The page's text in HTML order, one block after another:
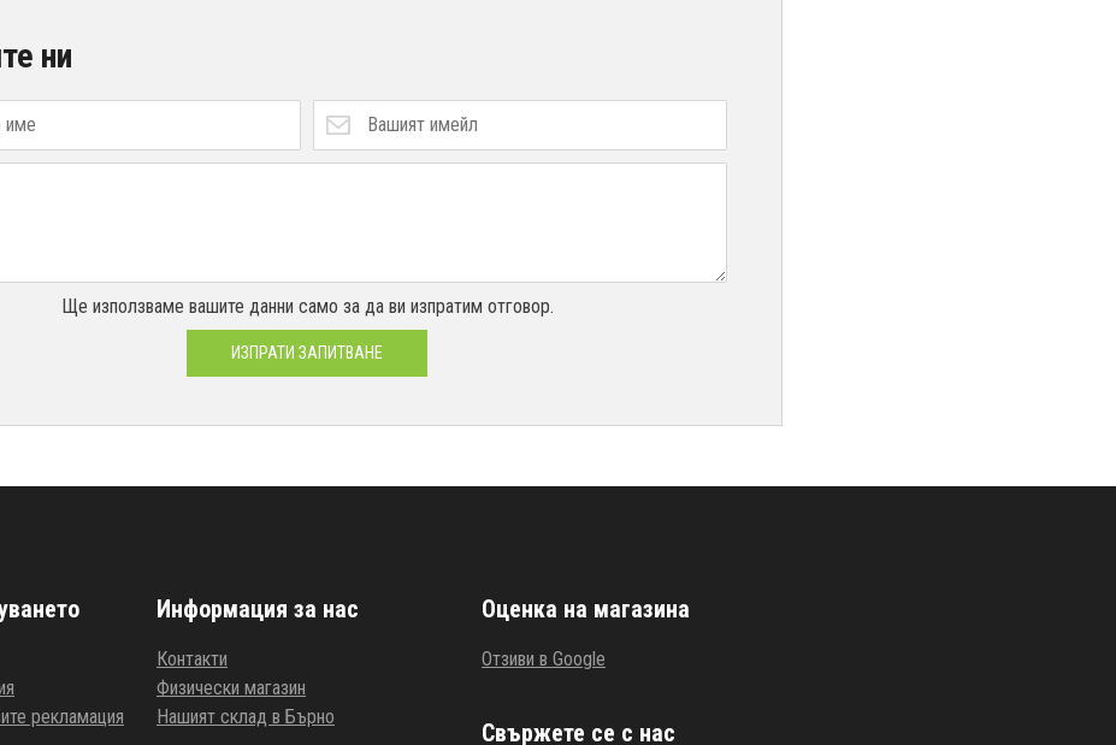
ни
Ще използваме вашите данни само за да ви изпратим отговор.
ИЗПРАТИ ЗАПИТВАНЕ
рекламация
Информация за нас
Контакти
Физически магазин
Нашият склад в Бърно
Оценка на магазина
Отзиви в Google
Свържете се с нас